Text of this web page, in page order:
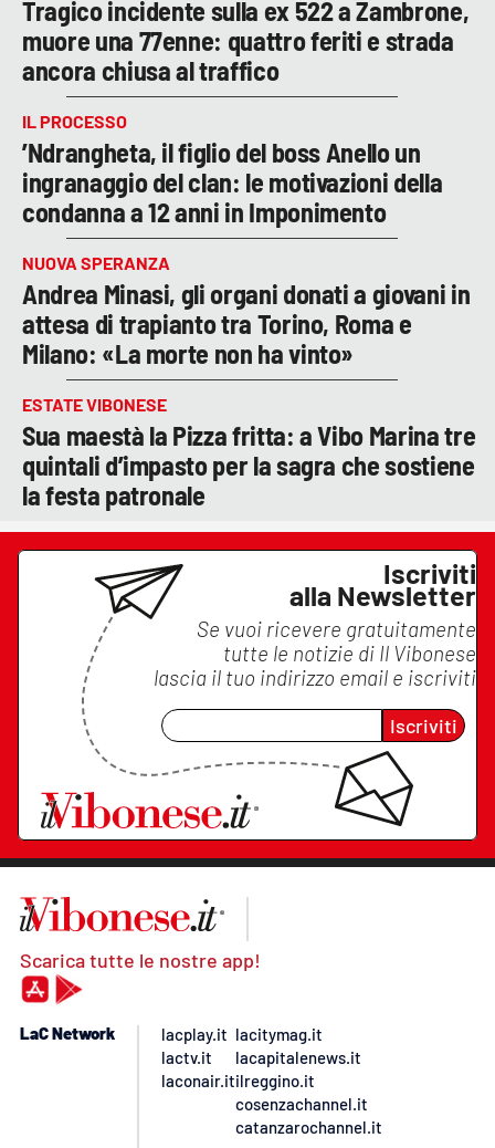
Tragico incidente sulla ex 522 a Zambrone,
muore una 77enne: quattro feriti e strada
ancora chiusa al traffico
IL PROCESSO
’Ndrangheta, il figlio del boss Anello un
ingranaggio del clan: le motivazioni della
condanna a 12 anni in Imponimento
NUOVA SPERANZA
Andrea Minasi, gli organi donati a giovani in
attesa di trapianto tra Torino, Roma e
Milano: «La morte non ha vinto»
ESTATE VIBONESE
Sua maestà la Pizza fritta: a Vibo Marina tre
quintali d’impasto per la sagra che sostiene
la festa patronale
Iscriviti
alla Newsletter
Se vuoi ricevere gratuitamente
tutte le notizie di Il Vibonese
lascia il tuo indirizzo email e iscriviti
Iscriviti
Scarica tutte le nostre app!
LaC Network
lacplay.it
lactv.it
laconair.it
lacitymag.it
lacapitalenews.it
ilreggino.it
cosenzachannel.it
catanzarochannel.it